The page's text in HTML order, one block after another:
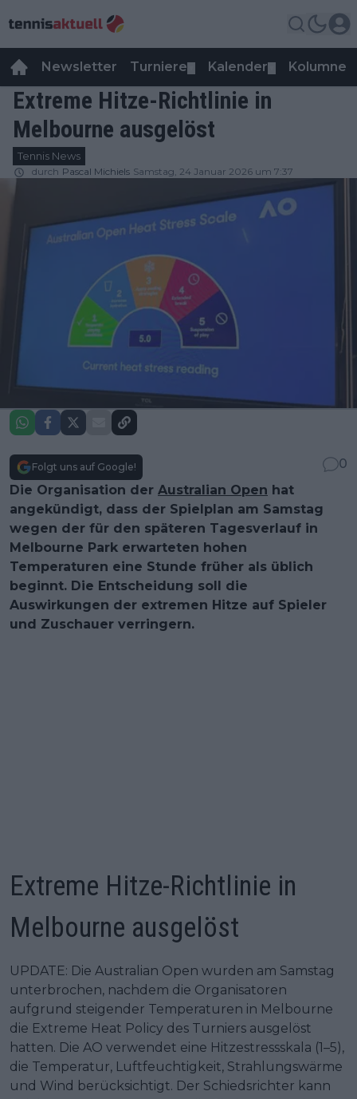
Newsletter Turniere Kalender Kolumnen
Extreme Hitze-Richtlinie in
Melbourne ausgelöst
Tennis News
durch Pascal Michiels Samstag, 24 Januar 2026 um 7:37
Folgt uns auf Google!
0
Die Organisation der Australian Open hat
angekündigt, dass der Spielplan am Samstag
wegen der für den späteren Tagesverlauf in
Melbourne Park erwarteten hohen
Temperaturen eine Stunde früher als üblich
beginnt. Die Entscheidung soll die
Auswirkungen der extremen Hitze auf Spieler
und Zuschauer verringern.
Extreme Hitze-Richtlinie in
Melbourne ausgelöst
UPDATE: Die Australian Open wurden am Samstag
unterbrochen, nachdem die Organisatoren
aufgrund steigender Temperaturen in Melbourne
die Extreme Heat Policy des Turniers ausgelöst
hatten. Die AO verwendet eine Hitzestressskala (1–5),
die Temperatur, Luftfeuchtigkeit, Strahlungswärme
und Wind berücksichtigt. Der Schiedsrichter kann